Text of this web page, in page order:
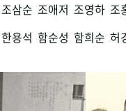
조삼순 조애저 조영하 조
한용석 함순성 함희순 허